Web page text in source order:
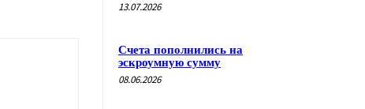
13.07.2026
Счета пополнились на
эскроумную сумму
08.06.2026